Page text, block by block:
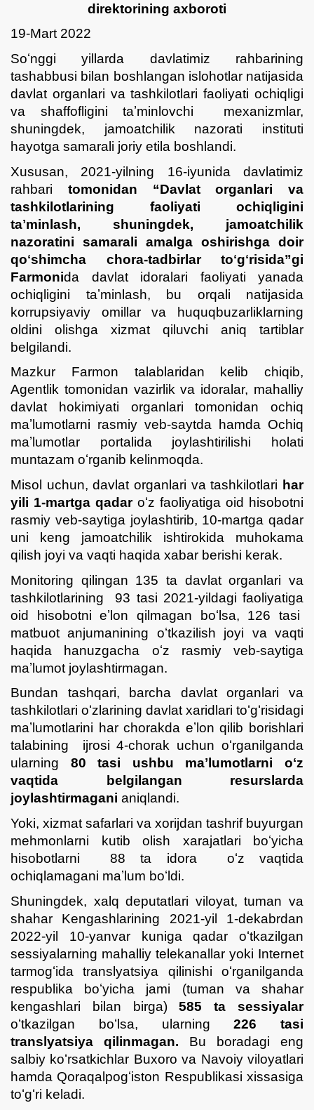
direktorining axboroti
19-Mart 2022
Soʻnggi yillarda davlatimiz rahbarining
tashabbusi bilan boshlangan islohotlar natijasida
davlat organlari va tashkilotlari faoliyati ochiqligi
va shaffofligini taʼminlovchi mexanizmlar,
shuningdek, jamoatchilik nazorati instituti
hayotga samarali joriy etila boshlandi.
Xususan, 2021-yilning 16-iyunida davlatimiz
rahbari tomonidan “Davlat organlari va
tashkilotlarining faoliyati ochiqligini
taʼminlash, shuningdek, jamoatchilik
nazoratini samarali amalga oshirishga doir
qoʻshimcha chora-tadbirlar toʻgʻrisida”gi
Farmonida davlat idoralari faoliyati yanada
ochiqligini taʼminlash, bu orqali natijasida
korrupsiyaviy omillar va huquqbuzarliklarning
oldini olishga xizmat qiluvchi aniq tartiblar
belgilandi.
Mazkur Farmon talablaridan kelib chiqib,
Agentlik tomonidan vazirlik va idoralar, mahalliy
davlat hokimiyati organlari tomonidan ochiq
maʼlumotlarni rasmiy veb-saytda hamda Ochiq
maʼlumotlar portalida joylashtirilishi holati
muntazam oʻrganib kelinmoqda.
Misol uchun, davlat organlari va tashkilotlari har
yili 1-martga qadaroʻz faoliyatiga oid hisobotni
rasmiy veb-saytiga joylashtirib, 10-martga qadar
uni keng jamoatchilik ishtirokida muhokama
qilish joyi va vaqti haqida xabar berishi kerak.
Monitoring qilingan 135 ta davlat organlari va
tashkilotlarining 93 tasi 2021-yildagi faoliyatiga
oid hisobotni eʼlon qilmagan boʻlsa, 126 tasi
matbuot anjumanining oʻtkazilish joyi va vaqti
haqida hanuzgacha oʻz rasmiy veb-saytiga
maʼlumot joylashtirmagan.
Bundan tashqari, barcha davlat organlari va
tashkilotlari oʻzlarining davlat xaridlari toʻgʻrisidagi
maʼlumotlarini har chorakda eʼlon qilib borishlari
talabining ijrosi 4-chorak uchun oʻrganilganda
ularning 80 tasi ushbu maʼlumotlarni oʻz
vaqtida belgilangan resurslarda
joylashtirmagani aniqlandi.
Yoki, xizmat safarlari va xorijdan tashrif buyurgan
mehmonlarni kutib olish xarajatlari boʻyicha
hisobotlarni 88 ta idora oʻz vaqtida
ochiqlamagani maʼlum boʻldi.
Shuningdek, xalq deputatlari viloyat, tuman va
shahar Kengashlarining 2021-yil 1-dekabrdan
2022-yil 10-yanvar kuniga qadar oʻtkazilgan
sessiyalarning mahalliy telekanallar yoki Internet
tarmogʻida translyatsiya qilinishi oʻrganilganda
respublika boʻyicha jami (tuman va shahar
kengashlari bilan birga)585 ta sessiyalar
oʻtkazilgan boʻlsa, ularning226 tasi
translyatsiya qilinmagan. Bu boradagi eng
salbiy koʻrsatkichlar Buxoro va Navoiy viloyatlari
hamda Qoraqalpogʻiston Respublikasi xissasiga
toʻgʻri keladi.